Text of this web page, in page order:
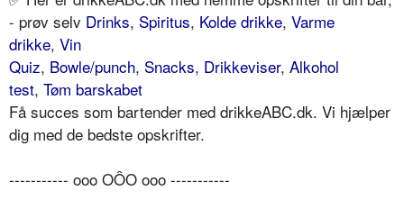
- prøv selv Drinks, Spiritus, Kolde drikke, Varme
drikke, Vin
Quiz, Bowle/punch, Snacks, Drikkeviser, Alkohol
test, Tøm barskabet
Få succes som bartender med drikkeABC.dk. Vi hjælper
dig med de bedste opskrifter.
----------- ooo OÔO ooo -----------